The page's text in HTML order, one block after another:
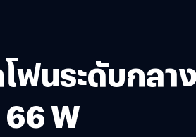
ฟนระดับกลา
W